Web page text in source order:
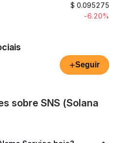
$ 0.095275
-6.20%
+Seguir
sobre SNS (Solana